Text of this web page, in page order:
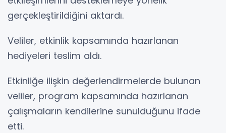
gerçekleştirildiğini aktardı.
Veliler, etkinlik kapsamında hazırlanan
hediyeleri teslim aldı.
Etkinliğe ilişkin değerlendirmelerde bulunan
veliler, program kapsamında hazırlanan
çalışmaların kendilerine sunulduğunu ifade
etti.